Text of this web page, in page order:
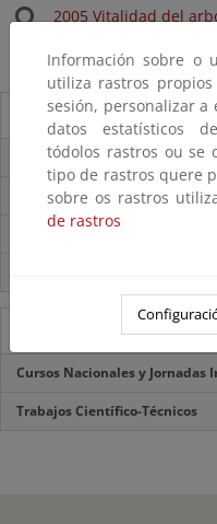
2005 Vitalidad del
Descargas
Red de Nivel I - Informes
Red de Nivel II - Informes
Acciones Formativas
Cursos Nacionales y Jornadas
Trabajos Científico-Técnicos
Información sobre o
utiliza rastros
sesión, personalizar
datos estatísticos
tódolos rastros ou se
tipo de rastros quere
sobre os rastros
de rastros